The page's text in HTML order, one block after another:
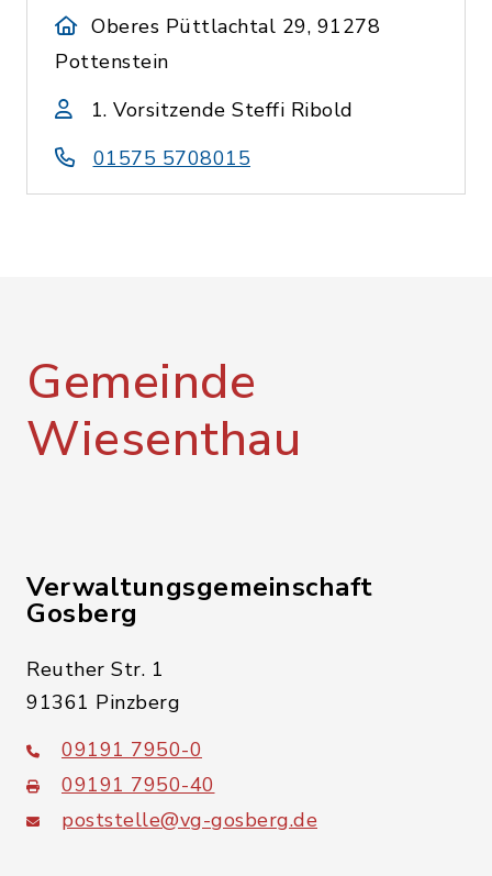
Oberes Püttlachtal 29, 91278
Pottenstein
1. Vorsitzende Steffi Ribold
01575 5708015
Gemeinde
Wiesenthau
Verwaltungsgemeinschaft
Gosberg
Reuther Str. 1
91361 Pinzberg
09191 7950-0
09191 7950-40
poststelle@vg-gosberg.de